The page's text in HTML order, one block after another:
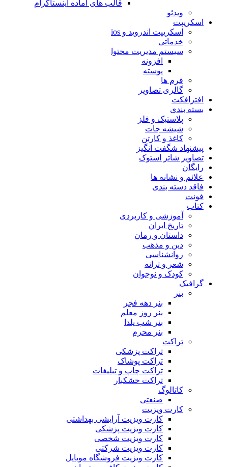
قالب های آماده اینستاگرام
ویدئو
اسکریپت
اسکریپت اندروید و ios
خدماتی
سیستم مدیریت محتوا
افزونه
پوسته
فرم ها
گالری تصاویر
افترافکت
بسته بندی
پلاستیک و فلز
شیشه جات
کاغذ و کارتن
پیشنهاد شگفت انگیز
تصاویر شاتر استوک
رایگان
علائم و نشانه ها
فاقد دسته بندی
فونت
کتاب
آموزشی و کاربردی
تاریخ ایران
داستان و رمان
دین و مذهب
روانشناسی
شعر و ترانه
کودک و نوجوان
گرافیک
بنر
بنر دهه فجر
بنر روز معلم
بنر شب یلدا
بنر محرم
تراکت
تراکت پزشکی
تراکت پوشاک
تراکت چاپ و تبلیغات
تراکت خشکبار
کاتالوگ
صنعتی
کارت ویزیت
کارت ویزیت آرایشی بهداشتی
کارت ویزیت پزشکی
کارت ویزیت شخصی
کارت ویزیت شرکتی
کارت ویزیت فروشگاه موبایل